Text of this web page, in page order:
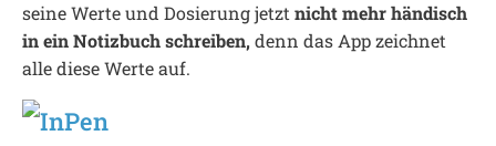
seine Werte und Dosierung jetzt nicht mehr händisch
in ein Notizbuch schreiben, denn das App zeichnet
alle diese Werte auf.